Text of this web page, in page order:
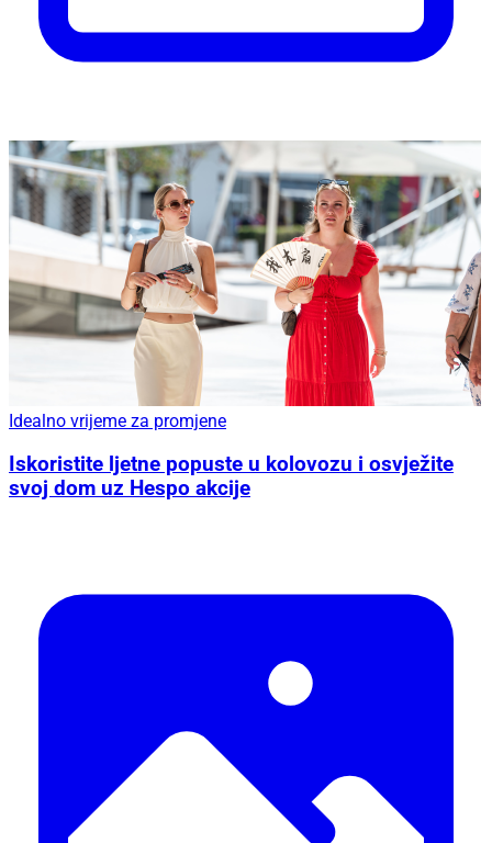
Idealno vrijeme za promjene
Iskoristite ljetne popuste u kolovozu i osvježite
svoj dom uz Hespo akcije